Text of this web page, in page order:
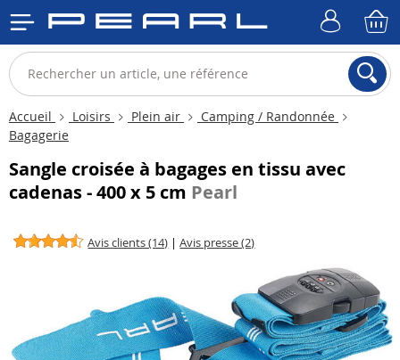
Accueil Loisirs Plein air
Camping / Randonnée
Bagagerie
Sangle croisée à bagages en tissu avec
cadenas - 400 x 5 cm Pearl
Avis clients (14) |Avis presse (2)